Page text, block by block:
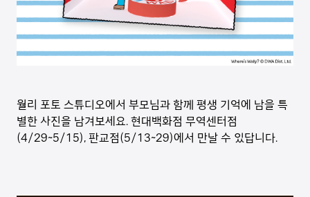
월리 포토 스튜디오에서 부모님과 함께 평생 기억에 남을 특
별한 사진을 남겨보세요. 현대백화점 무역센터점
(4/29~5/15), 판교점(5/13~29)에서 만날 수 있답니다.